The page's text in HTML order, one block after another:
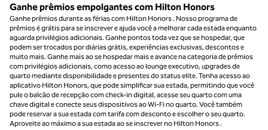
Ganhe prêmios empolgantes com Hilton Honors
Ganhe prêmios durante as férias com Hilton Honors . Nosso programa de
prêmios é grátis para se inscrever e ajuda você a melhorar cada estada enquanto
aguarda privilégios adicionais. Ganhe pontos toda vez que se hospedar, que
podem ser trocados por diárias grátis, experiências exclusivas, descontos e
muito mais. Ganhe mais ao se hospedar mais e avance na categoria de prêmios
com privilégios adicionais, como acesso ao lounge executivo, upgrades de
quarto mediante disponibilidade e presentes do status elite. Tenha acesso ao
aplicativo Hilton Honors, que pode simplificar sua estada, permitindo que você
pule o balcão de recepção com check-in digital, acesse seu quarto com uma
chave digital e conecte seus dispositivos ao Wi-Fi no quarto. Você também
pode reservar a sua estada com tarifa com desconto e escolher o seu quarto.
Aproveite ao máximo a sua estada ao se inscrever no Hilton Honors .